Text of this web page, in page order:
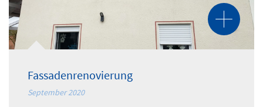
Fassadenrenovierung
September 2020